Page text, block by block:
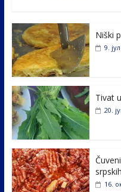
e
b
o
o
k
itt
er e
Niški
9.
Tivat
20.
16.